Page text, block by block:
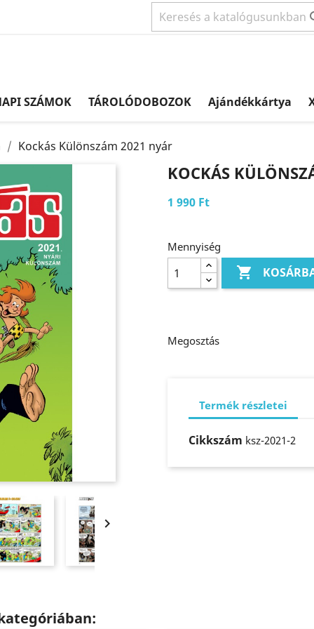
SZÁMOK TÁROLÓDOBOZOK Ajándékkártya
Kockás Különszám 2021 nyár

KOCKÁS
1 990 Ft
Mennyiség

Megosztás
Termék részletei
Cikkszám ksz-2021-2